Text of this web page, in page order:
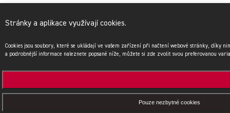
Stránky a aplikace využívají cookies.
Cookies jsou soubory, které se ukládají ve vašem zařízení při načtení webové stránky, díky
a podrobnější informace naleznete popsané níže, můžete si zde zvolit svou preferovanou
Pouze nezbytné cookies